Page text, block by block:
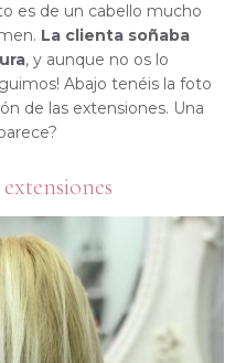
es de un cabello mucho
La clienta soñaba
, y aunque no os lo
Abajo tenéis la foto
de las extensiones. Una